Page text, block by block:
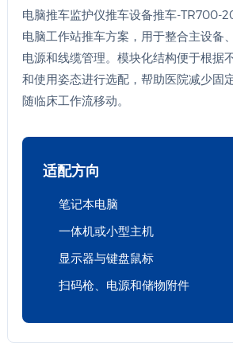
电脑推车监护仪推车设备推车-TR700-
电脑工作站推车方案，用于整合主设备
电源和线缆管理。模块化结构便于根据
和使用姿态进行选配，帮助医院减少固
随临床工作流移动。
适配方向
笔记本电脑
一体机或小型主机
显示器与键盘鼠标
扫码枪、电源和储物附件